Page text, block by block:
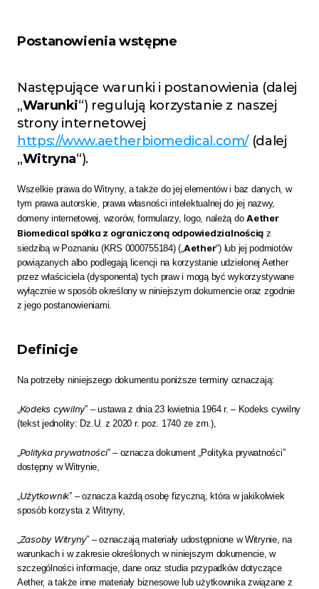
Postanowienia wstępne
Następujące warunki i postanowienia (dalej
„Warunki“) regulują korzystanie z naszej
https://www.aetherbiomedical.com/ (dalej
„Witryna“).
Wszelkie prawa do Witryny, a także do jej elementów i baz danych, w
tym prawa autorskie, prawa własności intelektualnej do jej nazwy,
domeny internetowej, wzorów, formularzy, logo, należą do Aether
Biomedical spółka z ograniczoną odpowiedzialnością z
siedzibą w Poznaniu (KRS 0000755184) („Aether“) lub jej podmiotów
powiązanych albo podlegają licencji na korzystanie udzielonej Aether
przez właściciela (dysponenta) tych praw i mogą być wykorzystywane
wyłącznie w sposób określony w niniejszym dokumencie oraz zgodnie
z jego postanowieniami.
Definicje
Na potrzeby niniejszego dokumentu poniższe terminy oznaczają:
„Kodeks cywilny” – ustawa z dnia 23 kwietnia 1964 r. – Kodeks cywilny
(tekst jednolity: Dz.U. z 2020 r. poz. 1740 ze zm.),
„Polityka prywatności” – oznacza dokument „Polityka prywatności”
dostępny w Witrynie,
„Użytkownik” – oznacza każdą osobę fizyczną, która w jakikolwiek
sposób korzysta z Witryny,
„Zasoby Witryny” – oznaczają materiały udostępnione w Witrynie, na
warunkach i w zakresie określonych w niniejszym dokumencie, w
szczególności informacje, dane oraz studia przypadków dotyczące
Aether, a także inne materiały biznesowe lub użytkownika związane z